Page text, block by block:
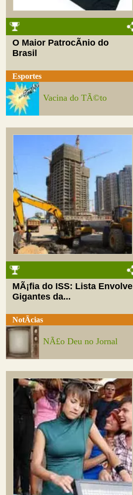
O Maior PatrocÃ­nio do
Brasil
Esportes
Vacina do TÃ©to
MÃ¡fia do ISS: Lista Envolve
Gigantes da...
NotÃ­cias
NÃ£o Deu no Jornal